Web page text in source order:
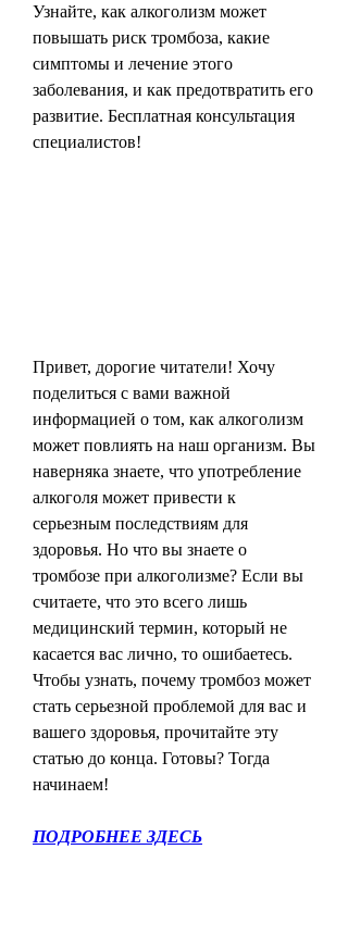
Узнайте, как алкоголизм может
повышать риск тромбоза, какие
симптомы и лечение этого
заболевания, и как предотвратить его
развитие. Бесплатная консультация
специалистов!
Привет, дорогие читатели! Хочу
поделиться с вами важной
информацией о том, как алкоголизм
может повлиять на наш организм. Вы
наверняка знаете, что употребление
алкоголя может привести к
серьезным последствиям для
здоровья. Но что вы знаете о
тромбозе при алкоголизме? Если вы
считаете, что это всего лишь
медицинский термин, который не
касается вас лично, то ошибаетесь.
Чтобы узнать, почему тромбоз может
стать серьезной проблемой для вас и
вашего здоровья, прочитайте эту
статью до конца. Готовы? Тогда
начинаем!
ПОДРОБНЕЕ ЗДЕСЬ